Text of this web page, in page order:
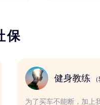
保
经服务
为了买车